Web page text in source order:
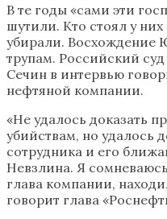
В те годы «сами эти
шутили. Кто стоял у
убирали. Восхождение
трупам. Российский
Сечин в интервью
нефтяной компании.
«Не удалось доказать
убийствам, но удалось
сотрудника и его
Невзлина. Я
глава компании,
говорит глава